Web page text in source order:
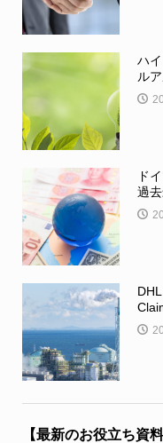
ハ
ル
ド
過
【最新のお役立ち資